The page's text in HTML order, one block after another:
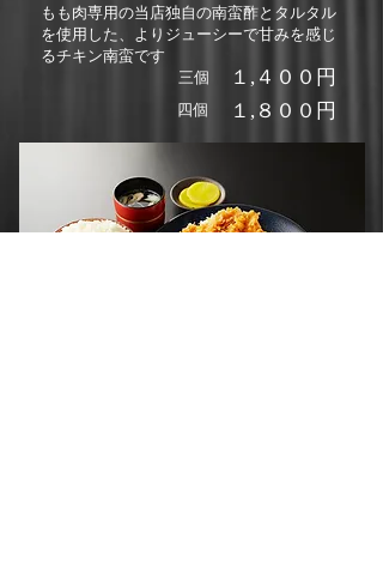
もも肉専用の当店独自の南蛮酢とタルタル
を使用した、よりジューシーで甘みを感じ
るチキン南蛮です
三個 １,４０ ０円
四個 １, ８００円